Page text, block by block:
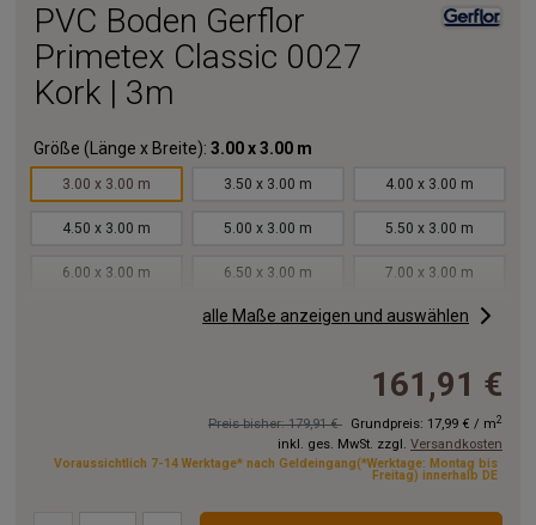
PVC Boden Gerflor
Primetex Classic 0027
Kork | 3m
Größe (Länge x Breite): 3.00 x 3.00 m
3.00 x 3.00 m 3.50 x 3.00 m 4.00 x 3.00 m
4.50 x 3.00 m 5.00 x 3.00 m 5.50 x 3.00 m
6.00 x 3.00 m 6.50 x 3.00 m 7.00 x 3.00 m
8.00 x 3.00 m 8.50 x 3.00 m
13.00x3.00 m
15.00x3.00 m 16.00x3.00 m
alle Maße anzeigen und auswählen
161,91 €
Preis bisher: 179,91 € Grundpreis: 17,99 € / m2
inkl. ges. MwSt. zzgl. Versandkosten
Voraussichtlich 7-14 Werktage* nach Geldeingang(*Werktage: Montag bis
Freitag) innerhalb DE